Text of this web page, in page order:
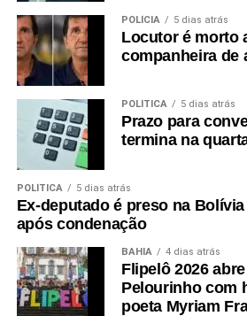
POLÍCIA 5 dias atrás
Locutor é morto
companheira de
POLÍTICA 5 dias atrás
Prazo para
termina na
POLÍTICA 5 dias atrás
Ex-deputado é preso na Bolívia
após condenação
BAHIA 4 dias atrás
Flipelô 2026
Pelourinho com
poeta Myriam